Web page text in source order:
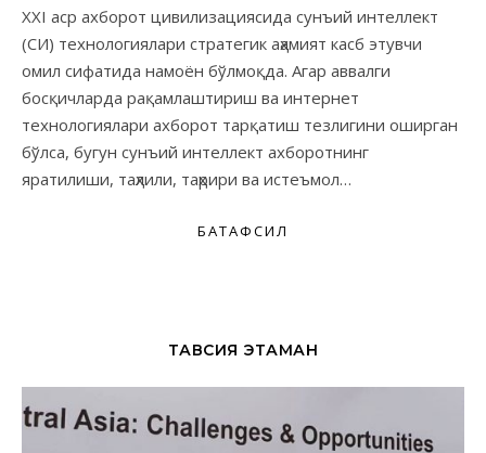
XXI аср ахборот цивилизациясида сунъий интеллект
(СИ) технологиялари стратегик аҳамият касб этувчи
омил сифатида намоён бўлмоқда. Агар аввалги
босқичларда рақамлаштириш ва интернет
технологиялари ахборот тарқатиш тезлигини оширган
бўлса, бугун сунъий интеллект ахборотнинг
яратилиши, таҳлили, таҳрири ва истеъмол…
БАТАФСИЛ
ТАВСИЯ ЭТАМАН